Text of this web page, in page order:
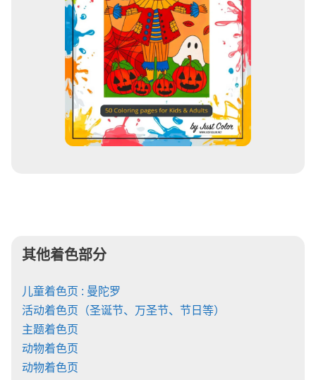
其他着色部分
儿童着色页 : 曼陀罗
活动着色页（圣诞节、万圣节、节日等）
主题着色页
动物着色页
动物着色页